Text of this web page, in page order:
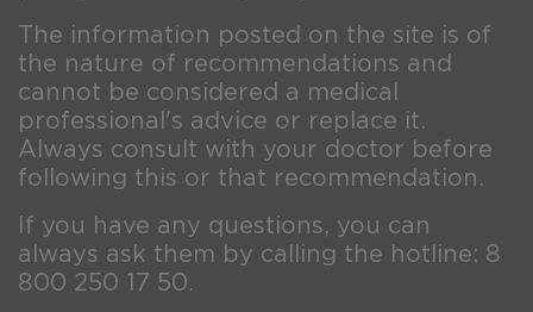
The information posted on the site is of
the nature of recommendations and
cannot be considered a medical
professional's advice or replace it.
Always consult with your doctor before
following this or that recommendation.
If you have any questions, you can
always ask them by calling the hotline: 8
800 250 17 50.